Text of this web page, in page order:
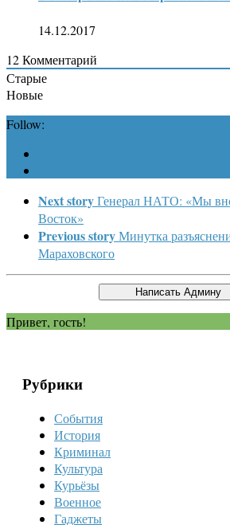
14.12.2017
12Комментарий
Старые
Новые
Follow:
Next storyГенерал НАТО: «Мы
Восток»
Previous storyМинутка
Мараховского
Привет, гость!
Рубрики
События
История
Криминал
Культура
Курьёзы
Военное
Гаджеты